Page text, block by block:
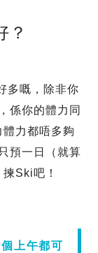
？
多嘅，除非你
係你的體力同
力都唔多夠
預一日（就算
Ski吧！
上午都可